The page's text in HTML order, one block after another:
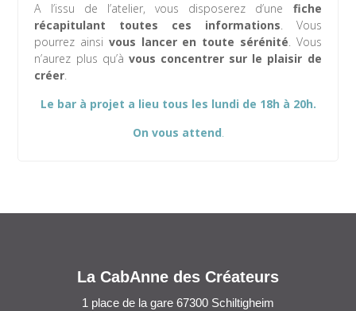
A l’issu de l’atelier, vous disposerez d’une fiche
récapitulant toutes ces informations. Vous
pourrez ainsi vous lancer en toute sérénité. Vous
n’aurez plus qu’à vous concentrer sur le plaisir de
créer.
Le bar à projet a lieu tous les lundi de 18h à 20h.
On vous attend.
La CabAnne des Créateurs
1 place de la gare 67300 Schiltigheim